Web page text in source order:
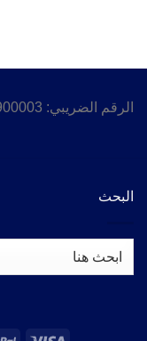
الرقم الضريبي: 300378373900003
البحث